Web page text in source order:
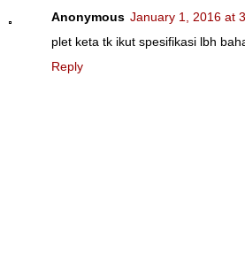
Anonymous January 1, 2016 at
plet keta tk ikut spesifikasi lbh
Reply